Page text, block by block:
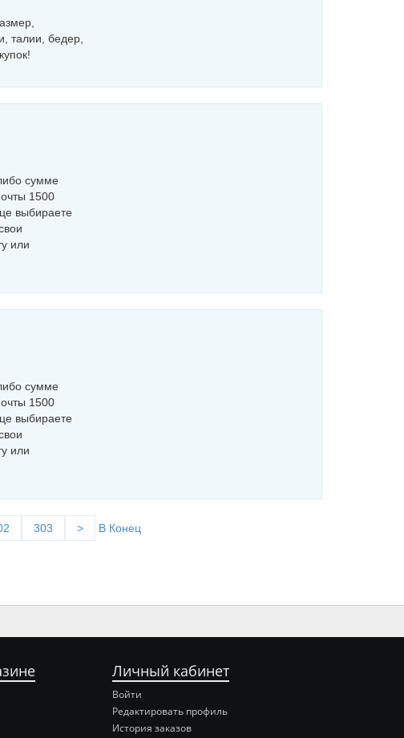
талии, бедер,
сумме
1500
выбираете
или
сумме
1500
выбираете
или
303 > В Конец
Личный кабинет
Войти
Редактировать профиль
История заказов